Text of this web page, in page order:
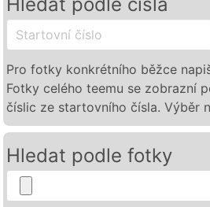
Pro fotky konkrétního běžce
Fotky celého teemu se zobrazní
číslic ze startovního čísla. Výběr
Hledat podle fotky